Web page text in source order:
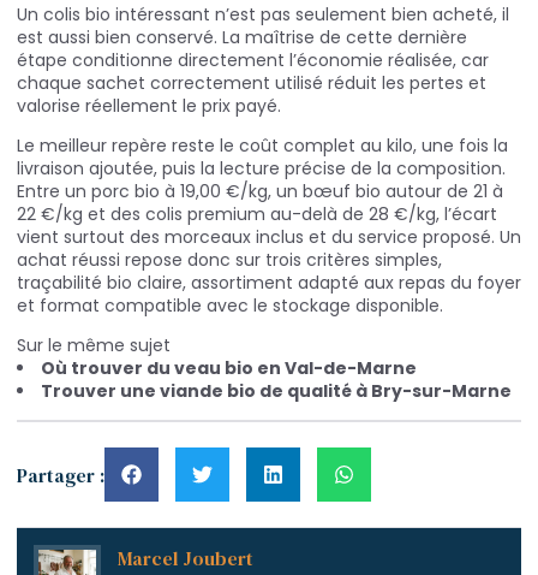
Un colis bio intéressant n’est pas seulement bien acheté, il
est aussi bien conservé. La maîtrise de cette dernière
étape conditionne directement l’économie réalisée, car
chaque sachet correctement utilisé réduit les pertes et
valorise réellement le prix payé.
Le meilleur repère reste le coût complet au kilo, une fois la
livraison ajoutée, puis la lecture précise de la composition.
Entre un porc bio à 19,00 €/kg, un bœuf bio autour de 21 à
22 €/kg et des colis premium au-delà de 28 €/kg, l’écart
vient surtout des morceaux inclus et du service proposé. Un
achat réussi repose donc sur trois critères simples,
traçabilité bio claire, assortiment adapté aux repas du foyer
et format compatible avec le stockage disponible.
Sur le même sujet
Où trouver du veau bio en Val-de-Marne
Trouver une viande bio de qualité à Bry-sur-Marne
Partager :
Marcel Joubert